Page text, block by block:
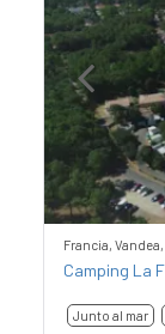
Previous
Francia,
Camping La
Junto al mar